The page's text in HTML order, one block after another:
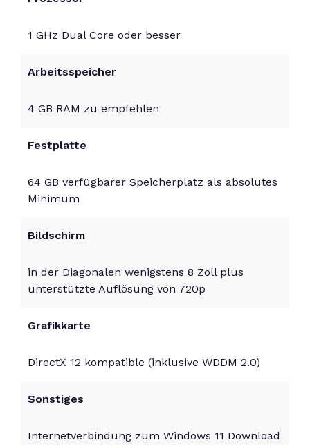
1 GHz Dual Core oder besser
Arbeitsspeicher
4 GB RAM zu empfehlen
Festplatte
64 GB verfügbarer Speicherplatz als absolutes
Minimum
Bildschirm
in der Diagonalen wenigstens 8 Zoll plus
unterstützte Auflösung von 720p
Grafikkarte
DirectX 12 kompatible (inklusive WDDM 2.0)
Sonstiges
Internetverbindung zum Windows 11 Download